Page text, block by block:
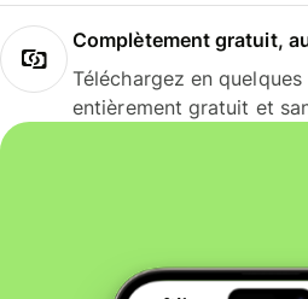
Complètement gratuit,
Téléchargez en
entièrement gratuit et